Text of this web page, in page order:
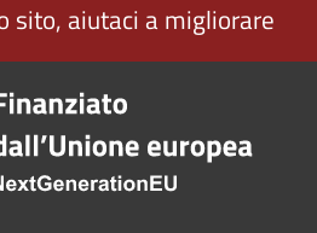
sito, aiutaci a migliorare